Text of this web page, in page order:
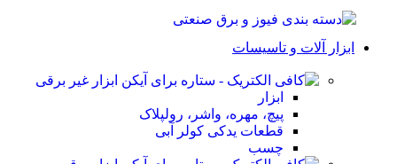
ابزار آلات و تاسیسات
ابزار غیر برقی
ابزار
پیچ، مهره، واشر، رولپلاک
قطعات یدکی کولر آبی
چسب